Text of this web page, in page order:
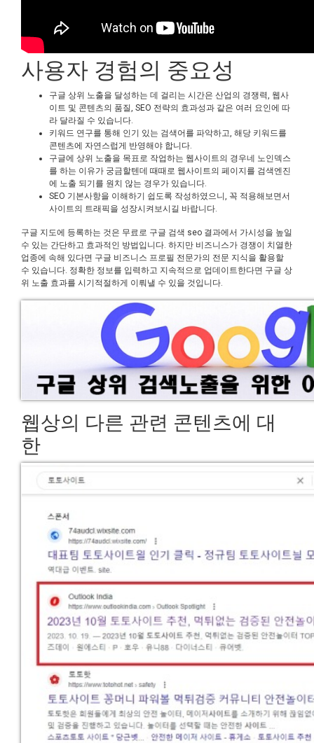
사용자 경험의 중요성
구글 상위 노출을 달성하는 데 걸리는 시간은 산업의 경쟁력, 웹사
이트 및 콘텐츠의 품질, SEO 전략의 효과성과 같은 여러 요인에 따
라 달라질 수 있습니다.
키워드 연구를 통해 인기 있는 검색어를 파악하고, 해당 키워드를
콘텐츠에 자연스럽게 반영해야 합니다.
구글에 상위 노출을 목표로 작업하는 웹사이트의 경우네 노인덱스
를 하는 이유가 궁금할텐데 때때로 웹사이트의 페이지를 검색엔진
에 노출 되기를 원치 않는 경우가 있습니다.
SEO 기본사항을 이해하기 쉽도록 작성하였으니, 꼭 적용해보면서
사이트의 트래픽을 성장시켜보시길 바랍니다.
구글 지도에 등록하는 것은 무료로 구글 검색 seo 결과에서 가시성을 높일
수 있는 간단하고 효과적인 방법입니다. 하지만 비즈니스가 경쟁이 치열한
업종에 속해 있다면 구글 비즈니스 프로필 전문가의 전문 지식을 활용할
수 있습니다. 정확한 정보를 입력하고 지속적으로 업데이트한다면 구글 상
위 노출 효과를 시기적절하게 이뤄낼 수 있을 것입니다.
웹상의 다른 관련 콘텐츠에 대
한